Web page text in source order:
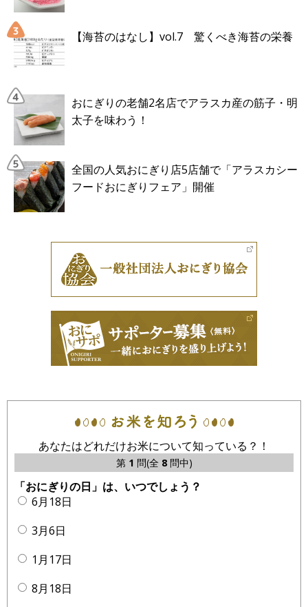
【海苔のはなし】vol.7 驚くべき海苔の栄養
おにぎりの老舗2名店でアラスカ産の筋子・明
太子を味わう！
全国の人気おにぎり店5店舗で「アラスカシー
フードおにぎりフェア」開催
あなたはどれだけお米について知っている？！
第 1 問(全 8問中)
「おにぎりの日」は、いつでしょう？
6月18日
3月6日
1月17日
8月18日